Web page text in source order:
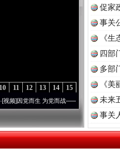
15
14
13
12
11
10
而生 为党而战——百年“纪”事⑧加强纪律..·[
促家
事关
《
读
四部
多部
《
未来
事关